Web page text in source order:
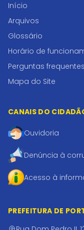
Início
Arquivos
Glossário
Horário de
Perguntas frequentes
Mapa do Site
CANAIS DO
Ouvidoria
Denúncia à
Acesso à
PREFEITURA DE